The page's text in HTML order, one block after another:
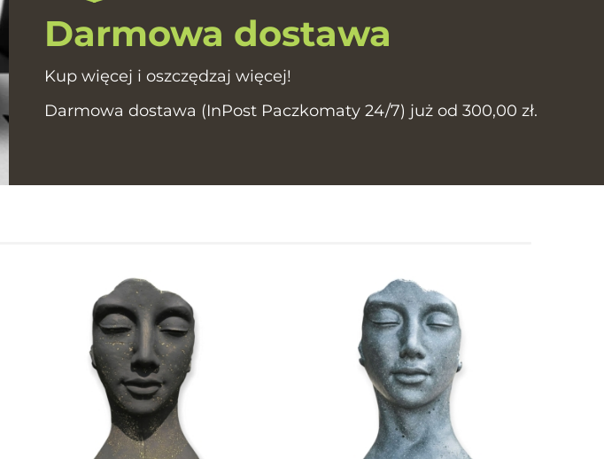
Darmowa dostawa
Kup więcej i oszczędzaj więcej!
Darmowa dostawa (InPost Paczkomaty 24/7) już od 300,00 zł.